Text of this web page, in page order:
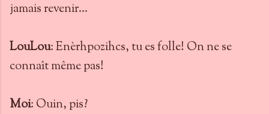
jamais revenir...
LouLou: Enèrhpozihcs, tu es folle! On ne se
connaît même pas!
Moi: Ouin, pis?